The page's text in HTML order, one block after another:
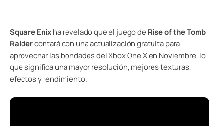
Square Enixha revelado que el juego de Rise of the Tomb
Raidercontará con una actualización gratuita para
aprovechar las bondades del Xbox One X en Noviembre, lo
que significa una mayor resolución, mejores texturas,
efectos y rendimiento.